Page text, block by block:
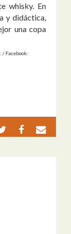
whisky. En
y didáctica,
una copa
/ Facebook: